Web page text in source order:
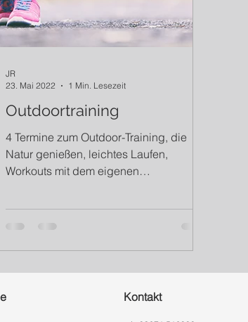
Outdoortraining
4 Termine zum Outdoor-Training, die
Natur genießen, leichtes Laufen,
Workouts mit dem eigenen
JR
23. Mai 2022
1 Min. Lesezeit
Kontakt